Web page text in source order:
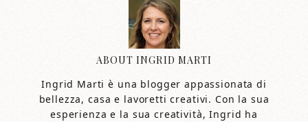
ABOUTINGRID MARTI
Ingrid Marti è una blogger appassionata di
bellezza, casa e lavoretti creativi. Con la sua
esperienza e la sua creatività, Ingrid ha